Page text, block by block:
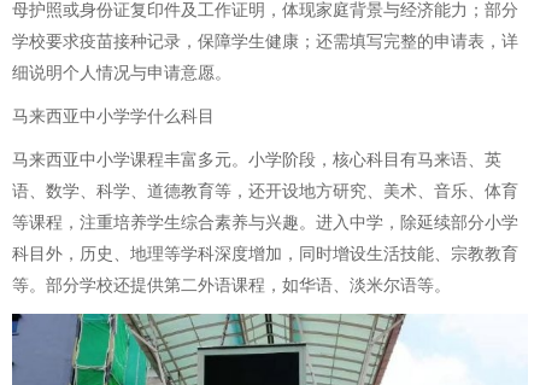
母护照或身份证复印件及工作证明，体现家庭背景与经济能力；部分
学校要求疫苗接种记录，保障学生健康；还需填写完整的申请表，详
细说明个人情况与申请意愿。
马来西亚中小学学什么科目
马来西亚中小学课程丰富多元。小学阶段，核心科目有马来语、英
语、数学、科学、道德教育等，还开设地方研究、美术、音乐、体育
等课程，注重培养学生综合素养与兴趣。进入中学，除延续部分小学
科目外，历史、地理等学科深度增加，同时增设生活技能、宗教教育
等。部分学校还提供第二外语课程，如华语、淡米尔语等。